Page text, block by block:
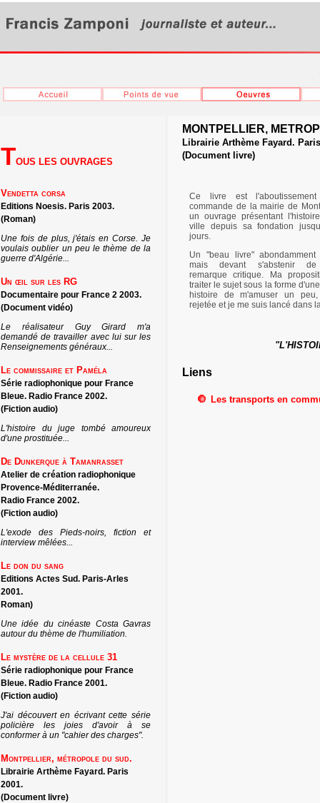
TOUS LES OUVRAGES
Vendetta corsa
Editions Noesis. Paris 2003.
(Roman)
Une fois de plus, j'étais en Corse. Je
voulais oublier un peu le thème de la
guerre d'Algérie...
Un œil sur les RG
Documentaire pour France 2 2003.
(Document vidéo)
Le réalisateur Guy Girard m'a
demandé de travailler avec lui sur les
Renseignements généraux...
Le commissaire et Paméla
Série radiophonique pour France
Bleue. Radio France 2002.
(Fiction audio)
L'histoire du juge tombé amoureux
d'une prostituée...
De Dunkerque à Tamanrasset
Atelier de création radiophonique
Provence-Méditerranée.
Radio France 2002.
(Fiction audio)
L'exode des Pieds-noirs, fiction et
interview mêlées...
Le don du sang
Editions Actes Sud. Paris-Arles
2001.
Roman)
Une idée du cinéaste Costa Gavras
autour du thème de l'humiliation.
Le mystère de la cellule 31
Série radiophonique pour France
Bleue. Radio France 2001.
(Fiction audio)
J'ai découvert en écrivant cette série
policière les joies d'avoir à se
conformer à un "cahier des charges".
Montpellier, métropole du sud.
Librairie Arthème Fayard. Paris
2001.
(Document livre)
MONTPELLIER,
Librairie Arthème Fayard.
(Document livre)
Ce livre est
commande de la mairie de
un ouvrage présentant
ville depuis sa fondation
jours.
Un "beau livre" abondamment
mais devant s'abstenir
remarque critique. Ma
traiter le sujet sous la forme
histoire de m'amuser un
rejetée et je me suis lancé dans
Liens
Les transports en